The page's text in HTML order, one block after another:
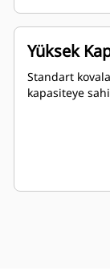
Yüksek
Standart
kapasiteye